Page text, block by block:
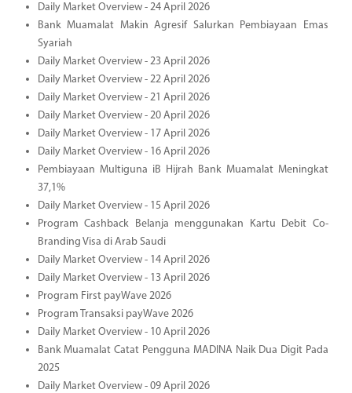
Daily Market Overview - 24 April 2026
Bank Muamalat Makin Agresif Salurkan Pembiayaan Emas
Syariah
Daily Market Overview - 23 April 2026
Daily Market Overview - 22 April 2026
Daily Market Overview - 21 April 2026
Daily Market Overview - 20 April 2026
Daily Market Overview - 17 April 2026
Daily Market Overview - 16 April 2026
Pembiayaan Multiguna iB Hijrah Bank Muamalat Meningkat
37,1%
Daily Market Overview - 15 April 2026
Program Cashback Belanja menggunakan Kartu Debit Co-
Branding Visa di Arab Saudi
Daily Market Overview - 14 April 2026
Daily Market Overview - 13 April 2026
Program First payWave 2026
Program Transaksi payWave 2026
Daily Market Overview - 10 April 2026
Bank Muamalat Catat Pengguna MADINA Naik Dua Digit Pada
2025
Daily Market Overview - 09 April 2026